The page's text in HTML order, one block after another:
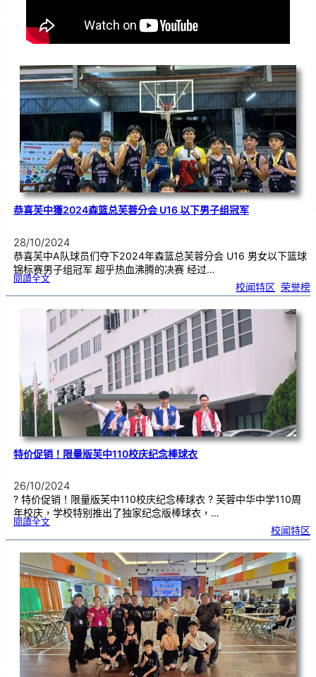
恭喜芙中獲2024森篮总芙蓉分会 U16 以下男子组冠军
28/10/2024
恭喜芙中A队球员们夺下2024年森篮总芙蓉分会 U16 男女以下篮球
锦标赛男子组冠军 超乎热血沸腾的决赛 经过…
閱讀全文:恭
中
2
0
2
4
篮
芙
蓉
分会
U
6 以
下男
子
组
冠
军
校闻特区 荣誉榜
特价促销！限量版芙中110校庆纪念棒球衣
26/10/2024
? 特价促销！限量版芙中110校庆纪念棒球衣 ? 芙蓉中华中学110周
年校庆，学校特别推出了独家纪念版棒球衣，…
閱讀全文:特
销
限
量
版芙
中
1
1
0
校
庆
纪
念
棒
球
衣
校闻特区